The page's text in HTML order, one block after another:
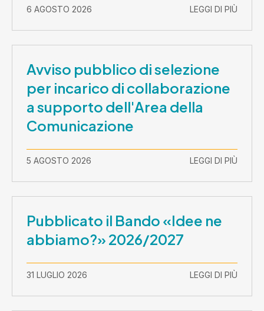
2026-30 settembre 2029
6 AGOSTO 2026 LEGGI DI PIÙ
Avviso pubblico di selezione
per incarico di collaborazione
a supporto dell'Area della
Comunicazione
5 AGOSTO 2026 LEGGI DI PIÙ
Pubblicato il Bando «Idee ne
abbiamo?» 2026/2027
31 LUGLIO 2026 LEGGI DI PIÙ